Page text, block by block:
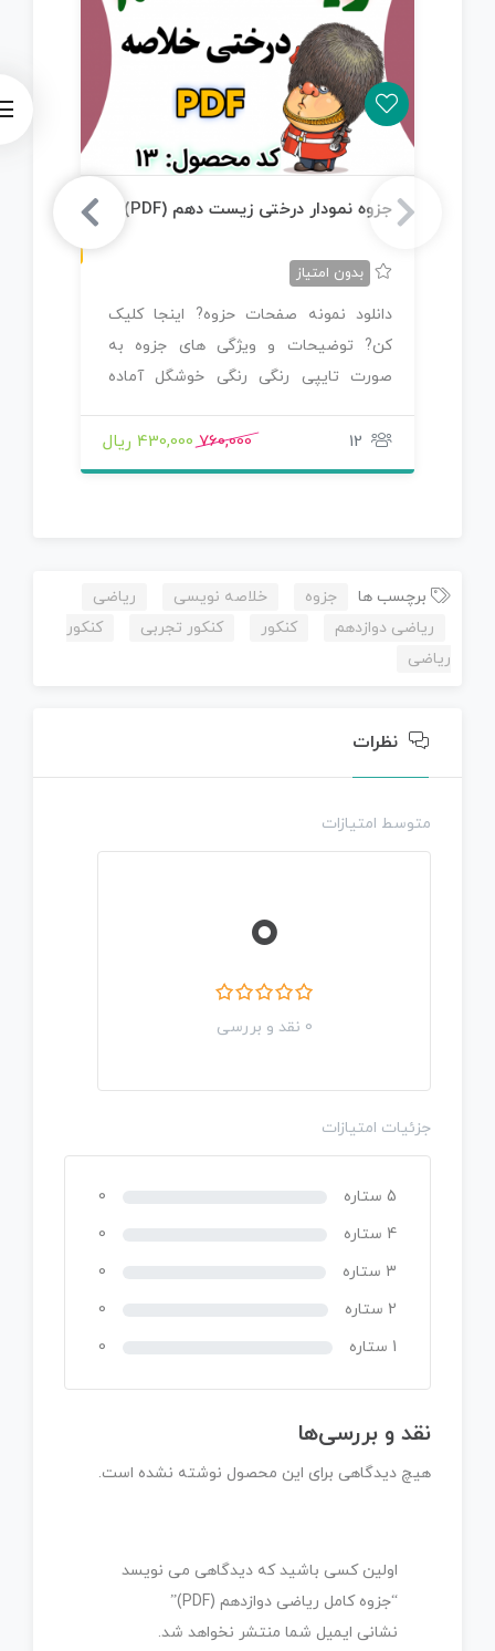
جزوه نمودار درختی زیست دهم (PDF) ن
س
خ
ه
P
D
F
بدون امتیاز
دانلود نمونه صفحات حزوه? اینجا کلیک
کن? توضیحات و ویژگی های جزوه به
صورت تایپی رنگی رنگی خوشگل آماده
12
760,000 430,000 ریال
برچسب ها جزوه خلاصه نویسی
ریاضی
ریاضی دوازدهم
کنکور کنکور تجربی
کنکور
ریاضی
نظرات
متوسط امتیازات
0
0 نقد و بررسی
جزئیات امتیازات
5 ستاره
0
4 ستاره
0
3 ستاره
0
2 ستاره
0
1 ستاره
0
نقد و بررسی‌ها
هیچ دیدگاهی برای این محصول نوشته نشده است.
اولین کسی باشید که دیدگاهی می نویسد
“جزوه کامل ریاضی دوازدهم (PDF)”
نشانی ایمیل شما منتشر نخواهد شد.